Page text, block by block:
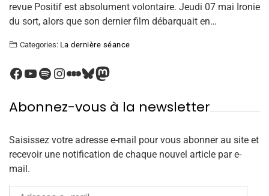
revue Positif est absolument volontaire. Jeudi 07 mai Ironie
du sort, alors que son dernier film débarquait en…
Categories: La dernière séance
Abonnez-vous à la newsletter
Saisissez votre adresse e-mail pour vous abonner au site et
recevoir une notification de chaque nouvel article par e-
mail.